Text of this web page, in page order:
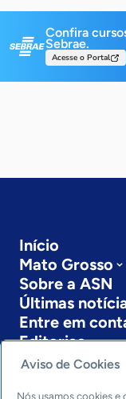
Confira
Sebrae.
Acesse o Portal
Início
Mato Grosso
Sobre a ASN
Últimas
Entre em
Editorias
Economia &
Inovação &
Aviso de Cookies
Nós usamos cookies e